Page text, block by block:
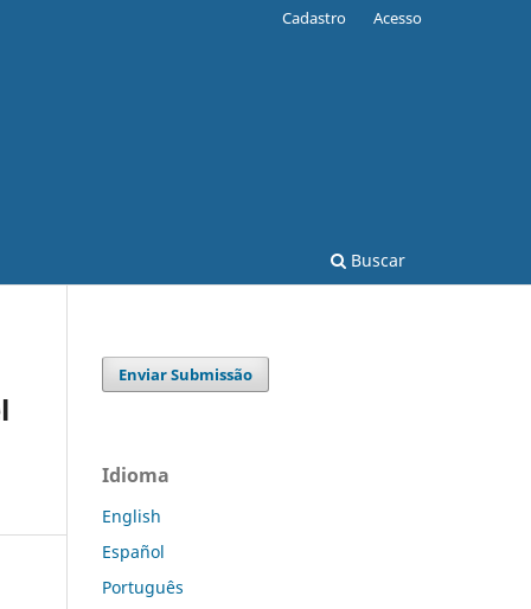
Buscar
Cadastro Acesso
Enviar Submissão
Idioma
English
Español
Português